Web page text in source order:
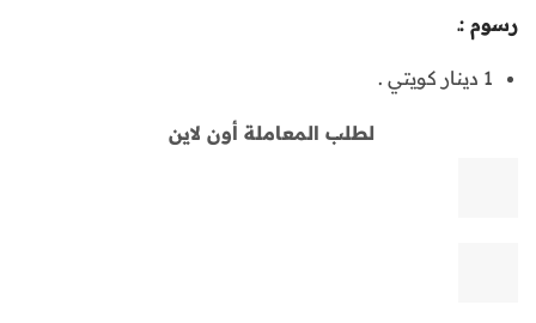
رسوم :ـ
1 دينار كويتي .
لطلب المعاملة أون لاين